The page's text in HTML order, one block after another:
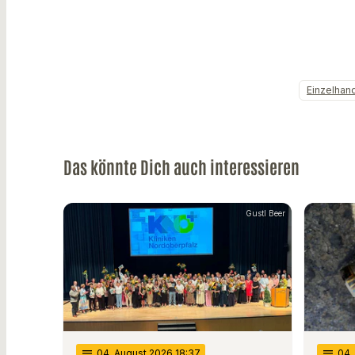
Das könnte Dich auch interessieren
Gustl Beer